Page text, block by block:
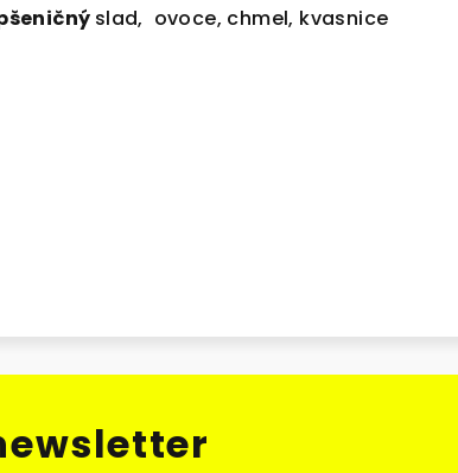
slad, ovoce, chmel, kvasnice